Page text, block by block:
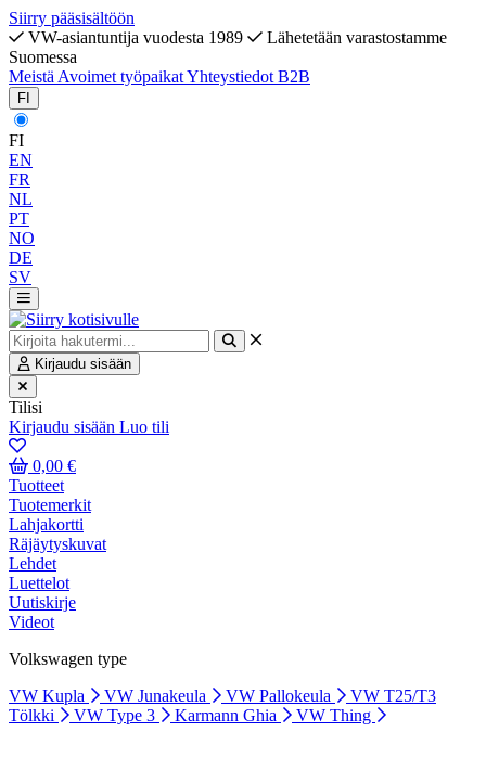
Siirry pääsisältöön
VW-asiantuntija vuodesta 1989
Lähetetään varastostamme
Suomessa
Meistä Avoimet työpaikatYhteystiedot B2B
FI
FI
EN
FR
NL
PT
NO
DE
SV
Kirjaudu sisään
Tilisi
Kirjaudu sisään Luo tili
0,00 €
Tuotteet
Tuotemerkit
Lahjakortti
Räjäytyskuvat
Lehdet
Luettelot
Uutiskirje
Videot
Volkswagen type
VW Kupla
VW Junakeula VW Pallokeula
VW T25/T3
Tölkki
VW Type 3 Karmann Ghia VW Thing